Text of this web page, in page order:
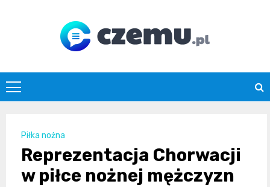
czemu.pl
Piłka nożna
Reprezentacja Chorwacji
w piłce nożnej mężczyzn